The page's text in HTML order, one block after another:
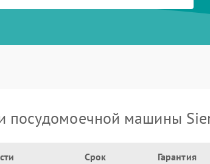
посудомоечной машины
Срок Гарантия